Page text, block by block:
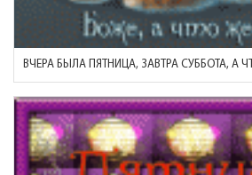
ВЧЕРА БЫЛА ПЯТНИЦА, ЗАВТРА СУББОТА, А